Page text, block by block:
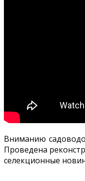
Вниманию
Проведена
селекционные